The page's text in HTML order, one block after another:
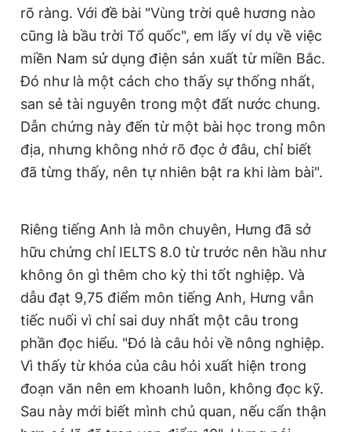
T
i
m
e
n
rõ ràng. Với đề bài "Vùng trời quê hương nào
cũng là bầu trời Tổ quốc", em lấy ví dụ về việc
miền Nam sử dụng điện sản xuất từ miền Bắc.
Đó như là một cách cho thấy sự thống nhất,
san sẻ tài nguyên trong một đất nước chung.
Dẫn chứng này đến từ một bài học trong môn
địa, nhưng không nhớ rõ đọc ở đâu, chỉ biết
đã từng thấy, nên tự nhiên bật ra khi làm bài".
Riêng tiếng Anh là môn chuyên, Hưng đã sở
hữu chứng chỉ IELTS 8.0 từ trước nên hầu như
không ôn gì thêm cho kỳ thi tốt nghiệp. Và
dẫu đạt 9,75 điểm môn tiếng Anh, Hưng vẫn
tiếc nuối vì chỉ sai duy nhất một câu trong
phần đọc hiểu. "Đó là câu hỏi về nông nghiệp.
Vì thấy từ khóa của câu hỏi xuất hiện trong
đoạn văn nên em khoanh luôn, không đọc kỹ.
Sau này mới biết mình chủ quan, nếu cẩn thận